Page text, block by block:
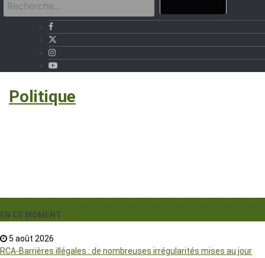
Politique
EN CE MOMENT
5 août 2026
RCA-Barrières illégales : de nombreuses irrégularités mises au jour